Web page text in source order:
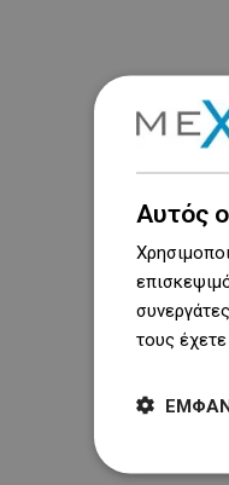
Αυτός
τους